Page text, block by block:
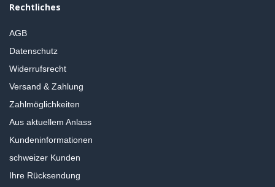
Rechtliches
AGB
Datenschutz
Widerrufsrecht
Versand & Zahlung
Zahlmöglichkeiten
Aus aktuellem Anlass
Kundeninformationen
schweizer Kunden
Ihre Rücksendung